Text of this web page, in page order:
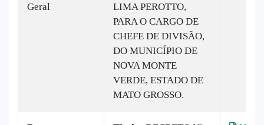
Geral
LIMA PEROTTO,
PARA O CARGO DE
CHEFE DE DIVISÃO,
DO MUNICÍPIO DE
NOVA MONTE
VERDE, ESTADO DE
MATO GROSSO.